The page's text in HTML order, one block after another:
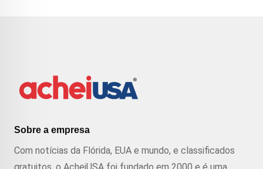
Sobre a empresa
Com notícias da Flórida, EUA e mundo, e classificados